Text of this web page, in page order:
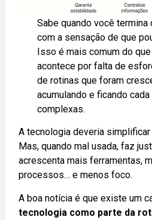
Sabe quando você termina
com a sensação de que
Isso é mais comum do que
acontece por falta de
de rotinas que foram
acumulando e ficando
complexas.
A tecnologia deveria
Mas, quando mal usada, faz
acrescenta mais ferramentas,
processos… e menos foco.
A boa notícia é que existe um
tecnologia como parte da